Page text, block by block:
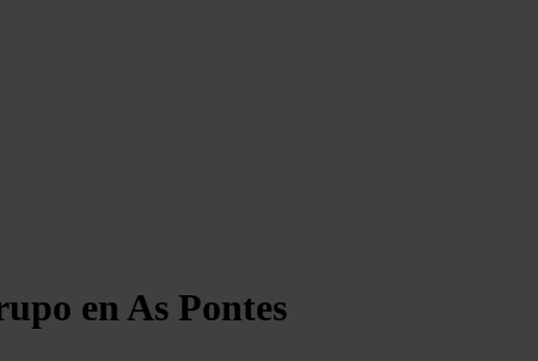
en As Pontes